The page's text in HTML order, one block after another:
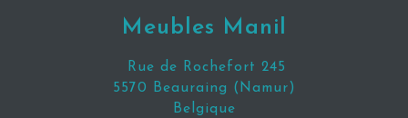
Meubles Manil
Rue de Rochefort 245
5570 Beauraing (Namur)
Belgique